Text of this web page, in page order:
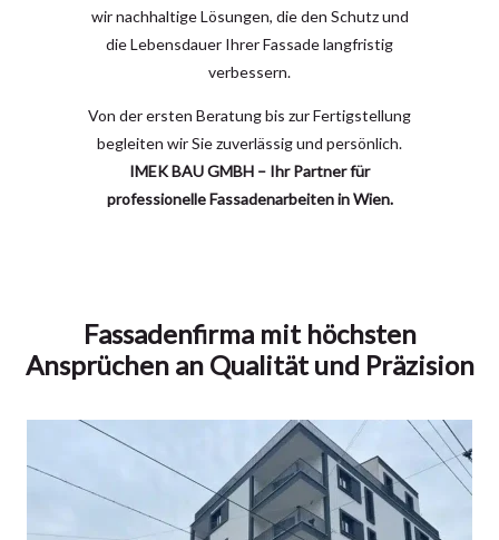
wir nachhaltige Lösungen, die den Schutz und
die Lebensdauer Ihrer Fassade langfristig
verbessern.
Von der ersten Beratung bis zur Fertigstellung
begleiten wir Sie zuverlässig und persönlich.
IMEK BAU GMBH – Ihr Partner für
professionelle Fassadenarbeiten in Wien.
Fassadenfirma mit höchsten
Ansprüchen an Qualität und Präzision